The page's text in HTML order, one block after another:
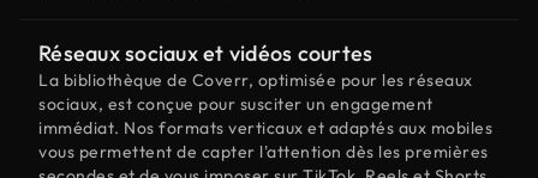
Réseaux sociaux et vidéos courtes
La bibliothèque de Coverr, optimisée pour les réseaux
sociaux, est conçue pour susciter un engagement
immédiat. Nos formats verticaux et adaptés aux mobiles
vous permettent de capter l'attention dès les premières